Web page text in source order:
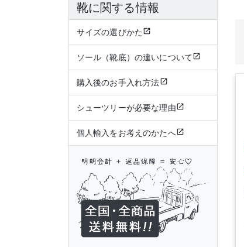
靴に関する情報
サイズの選びかた
ソール（靴底）の違いについて
購入後のお手入れ方法
シューツリーが必要な理由
個人輸入をお考えのかたへ